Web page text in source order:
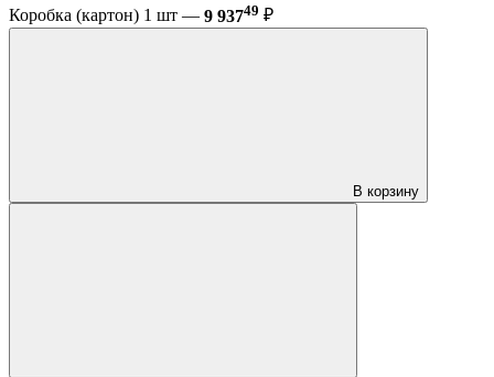
Коробка (картон) 1 шт — 9 93749 ₽
В корзину